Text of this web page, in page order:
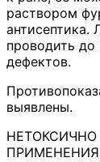
раствором
антисептика.
проводить до
дефектов.
выявлены.
ПРИМЕНЕНИЯ